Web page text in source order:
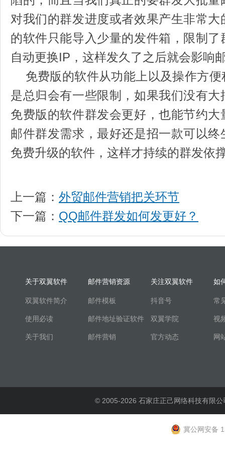
对我们的群发进度或者效果产生非常
的软件只能导入少量的发件箱，限制
自动更换IP，这样发久了之后就会影响
免费版的软件从功能上以及操作方便
是总归会有一些限制，如果我们没有
免费版的软件群发会更好，也能节约
邮件群发需求，最好还是招一款可以
免费升级的软件，这样才持续的群
上一篇： 外贸邮件营销把关环节
下一篇： QQ邮件群发如何发更好？
关于双翼软件
双翼软件简介
使用必读
关于我们
邮件营销资源
邮件模板
邮件地址验证软件
邮件营销
关注双翼软件
抖音号
双翼学院
官方动态
如
常
视
网
© 2005-2026 石家庄正己网络科技有限
冀公网安备